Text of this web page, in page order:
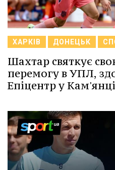
ХАРКІВ ДОНЕЦЬК
Шахтар святкує
перемогу в УПЛ,
Епіцентр у